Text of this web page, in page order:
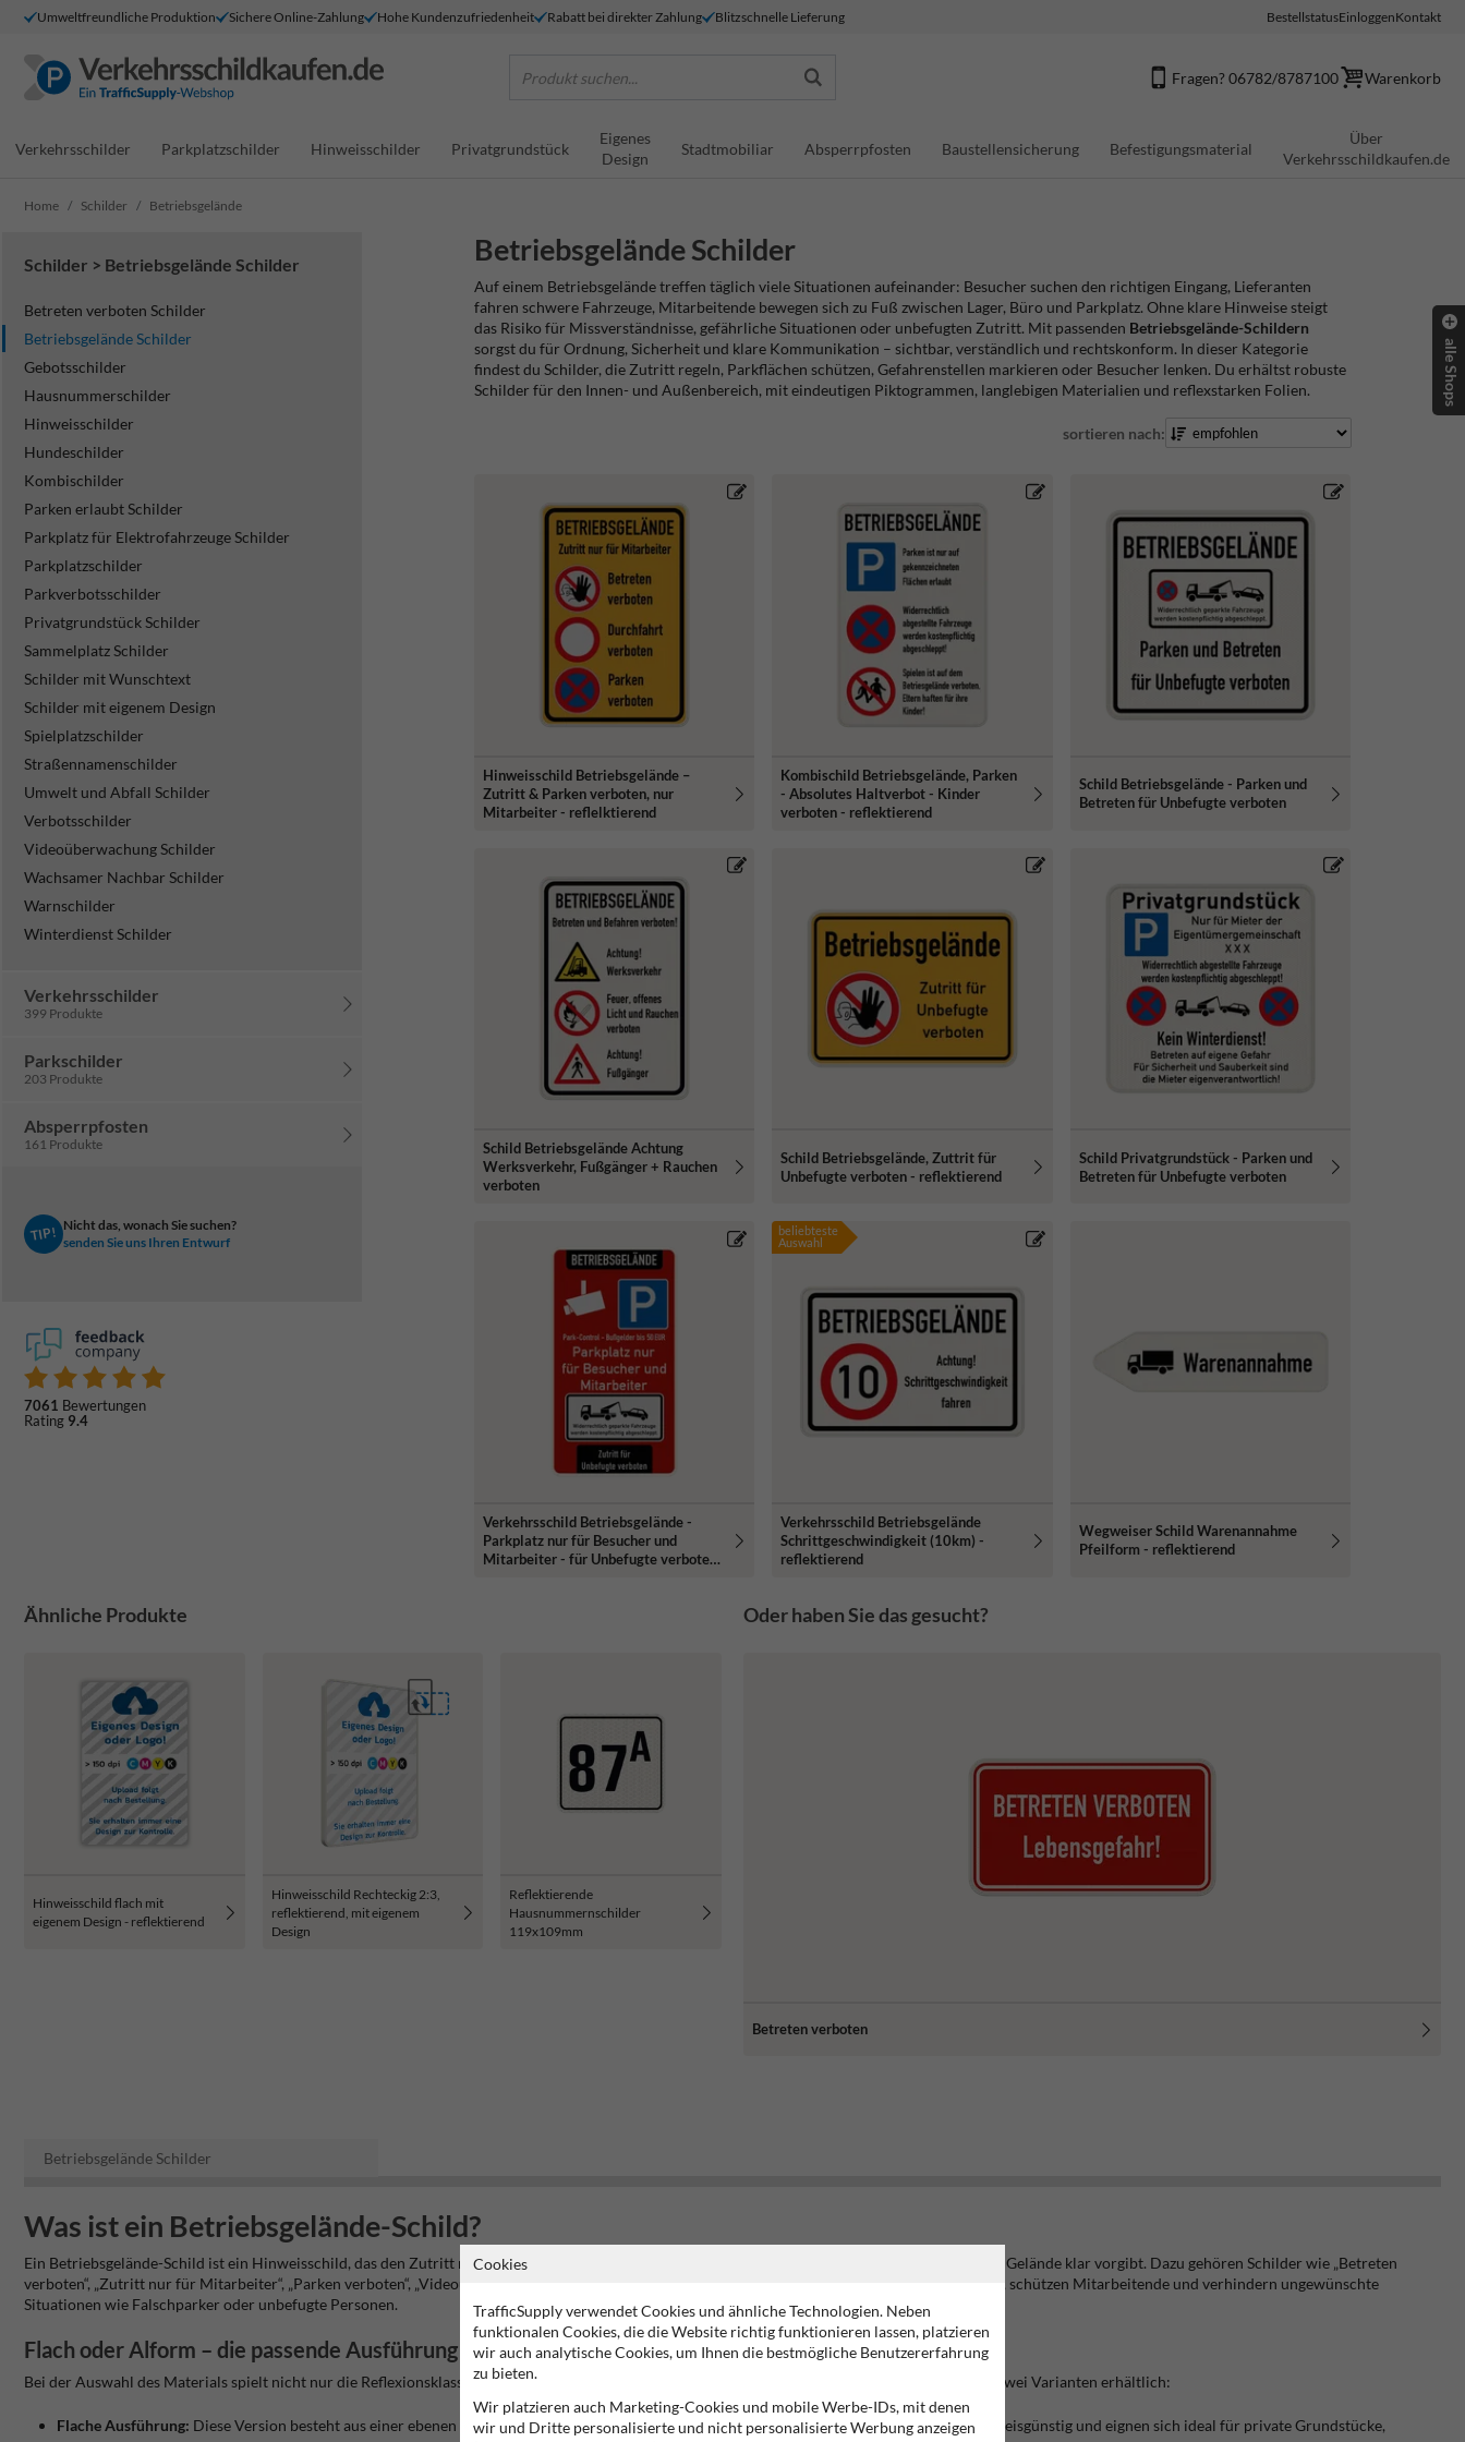
Umweltfreundliche Produktion Sichere Online-Zahlung Hohe Kundenzufriedenheit Rabatt bei direkter Zahlung Blitzschnelle Lieferung BestellstatusEinloggenKontakt
Produkt suchen... Fragen? 06782/8787100 Warenkorb
Verkehrsschilder Parkplatzschilder Hinweisschilder Privatgrundstück
Eigenes
Design
Stadtmobiliar Absperrpfosten Baustellensicherung Befestigungsmaterial
Über
Verkehrsschildkaufen.de
Home Schilder Betriebsgelände
Schilder > Betriebsgelände Schilder
Betreten verboten Schilder
Betriebsgelände Schilder
Gebotsschilder
Hausnummerschilder
Hinweisschilder
Hundeschilder
Kombischilder
Parken erlaubt Schilder
Parkplatz für Elektrofahrzeuge Schilder
Parkplatzschilder
Parkverbotsschilder
Privatgrundstück Schilder
Sammelplatz Schilder
Schilder mit Wunschtext
Schilder mit eigenem Design
Spielplatzschilder
Straßennamenschilder
Umwelt und Abfall Schilder
Verbotsschilder
Videoüberwachung Schilder
Wachsamer Nachbar Schilder
Warnschilder
Winterdienst Schilder
Verkehrsschilder
399 Produkte
Parkschilder
203 Produkte
Absperrpfosten
161 Produkte
TIP! Nicht das, wonach Sie suchen?
senden Sie uns Ihren Entwurf
7061 Bewertungen
Rating 9.4
Betriebsgelände Schilder
Auf einem Betriebsgelände treffen täglich viele Situationen aufeinander: Besucher suchen den richtigen Eingang, Lieferanten
fahren schwere Fahrzeuge, Mitarbeitende bewegen sich zu Fuß zwischen Lager, Büro und Parkplatz. Ohne klare Hinweise steigt
das Risiko für Missverständnisse, gefährliche Situationen oder unbefugten Zutritt. Mit passenden Betriebsgelände-Schildern
sorgst du für Ordnung, Sicherheit und klare Kommunikation – sichtbar, verständlich und rechtskonform. In dieser Kategorie
findest du Schilder, die Zutritt regeln, Parkflächen schützen, Gefahrenstellen markieren oder Besucher lenken. Du erhältst robuste
Schilder für den Innen- und Außenbereich, mit eindeutigen Piktogrammen, langlebigen Materialien und reflexstarken Folien.
sortieren nach:
Hinweisschild Betriebsgelände –
Zutritt & Parken verboten, nur
Mitarbeiter - reflelktierend
Kombischild Betriebsgelände, Parken
- Absolutes Haltverbot - Kinder
verboten - reflektierend
Schild Betriebsgelände - Parken und
Betreten für Unbefugte verboten
Schild Betriebsgelände Achtung
Werksverkehr, Fußgänger + Rauchen
verboten
Schild Betriebsgelände, Zuttrit für
Unbefugte verboten - reflektierend
Schild Privatgrundstück - Parken und
Betreten für Unbefugte verboten
Verkehrsschild Betriebsgelände -
Parkplatz nur für Besucher und
Mitarbeiter - für Unbefugte verboten
beliebteste
Auswahl
Verkehrsschild Betriebsgelände
Schrittgeschwindigkeit (10km) -
reflektierend
Wegweiser Schild Warenannahme
Pfeilform - reflektierend
Ähnliche Produkte
Hinweisschild flach mit
eigenem Design - reflektierend
Hinweisschild Rechteckig 2:3,
reflektierend, mit eigenem
Design
Reflektierende
Hausnummernschilder
119x109mm
Oder haben Sie das gesucht?
Betreten verboten
Betriebsgelände Schilder
Was ist ein Betriebsgelände-Schild?
Ein Betriebsgelände-Schild ist ein Hinweisschild, das den Zutritt regelt, Gefahrenbereiche kennzeichnet oder das Verhalten von Personen auf dem Gelände klar vorgibt. Dazu gehören Schilder wie „Betreten
verboten“, „Zutritt nur für Mitarbeiter“, „Parken verboten“, „Videoüberwachung“ oder „Lieferverkehr“. Die Schilder stärken dein Sicherheitskonzept, schützen Mitarbeitende und verhindern ungewünschte
Situationen wie Falschparker oder unbefugte Personen.
Flach oder Alform – die passende Ausführung
Bei der Auswahl des Materials spielt nicht nur die Reflexionsklasse eine Rolle, sondern auch die . Unsere Schilder sind in zwei Varianten erhältlich:
Flache Ausführung: Diese Version besteht aus einer ebenen Aluminiumtafel mit einer Stärke von etwa 2–3 mm. Flache Schilder sind leicht, preisgünstig und eignen sich ideal für private Grundstücke,
alle Shops
Cookies
TrafficSupply verwendet Cookies und ähnliche Technologien. Neben
funktionalen Cookies, die die Website richtig funktionieren lassen, platzieren
wir auch analytische Cookies, um Ihnen die bestmögliche Benutzererfahrung
zu bieten.
Wir platzieren auch Marketing-Cookies und mobile Werbe-IDs, mit denen
wir und Dritte personalisierte und nicht personalisierte Werbung anzeigen